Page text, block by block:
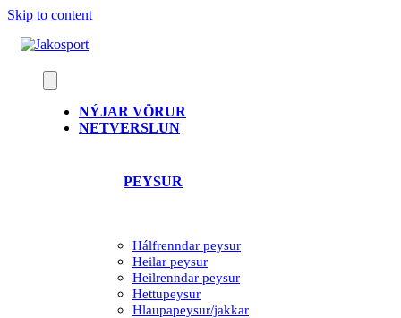
Skip to content
NÝJAR VÖRUR
NETVERSLUN
PEYSUR
Hálfrenndar peysur
Heilar peysur
Heilrenndar peysur
Hettupeysur
Hlaupapeysur/jakkar